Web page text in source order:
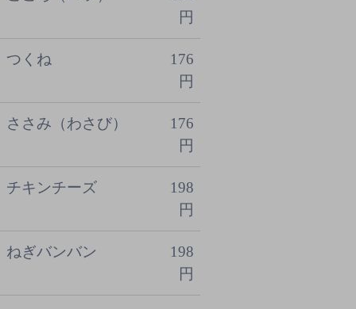
円
つくね
176
円
ささみ（わさび）
176
円
チキンチーズ
198
円
ねぎバンバン
198
円